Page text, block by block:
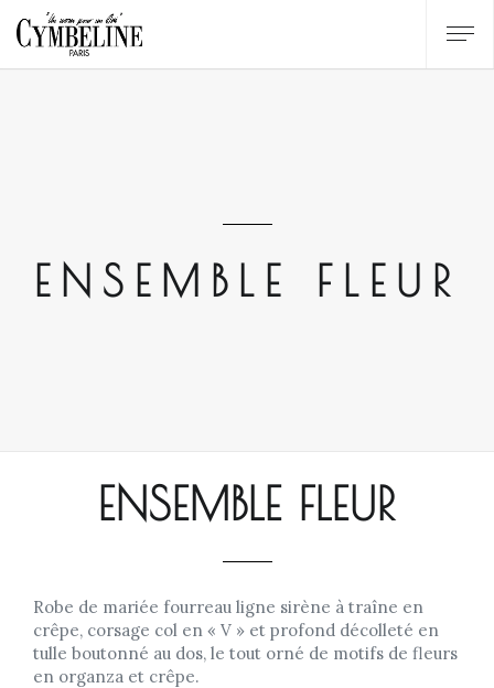
ENSEMBLE FLEUR
ENSEMBLE FLEUR
Robe de mariée fourreau ligne sirène à traîne en
crêpe, corsage col en « V » et profond décolleté en
tulle boutonné au dos, le tout orné de motifs de fleurs
en organza et crêpe.